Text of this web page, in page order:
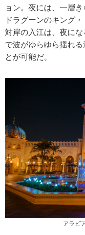
ョン。夜には、一層
ドラグーンのキング
対岸の入江は、夜に
で波がゆらゆら揺れ
とが可能だ。
アラビ